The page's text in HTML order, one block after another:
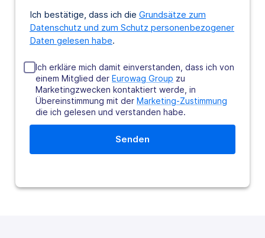
Ich bestätige, dass ich die Grundsätze zum
Datenschutz und zum Schutz personenbezogener
Daten gelesen habe.
Ich erkläre mich damit einverstanden, dass ich von
einem Mitglied der Eurowag Group zu
Marketingzwecken kontaktiert werde, in
Übereinstimmung mit der Marketing-Zustimmung
die ich gelesen und verstanden habe.